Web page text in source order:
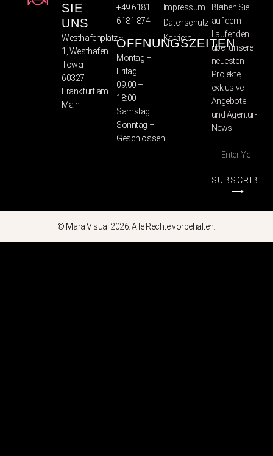
SIE
UNS
Westhafenplatz
1, Westhafen
Tower
60327
Frankfurt am
Main
+49 6181
6181 874
ÖFFNUNGSZEITEN
Montag –
Fritag
09:00 –
18:00
Samstag –
Sonntag –
Geschlossen
Impressum
Datenschutz
Karriere
Bleiben Sie
auf dem
Laufenden
über unsere
neuesten
Projekte,
exklusive
Angebote
und Agentur-
News.
SUBSCRIBE
⟶
© Mara Visual 2026. Alle Rechte vorbehalten.